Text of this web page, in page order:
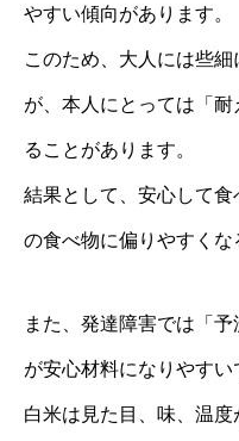
やすい傾向があります。
このため、大人には些
が、本人にとっては「
ることがあります。
結果として、安心して
の食べ物に偏りやすくな
また、発達障害では「予
が安心材料になりやすい
白米は見た目、味、温